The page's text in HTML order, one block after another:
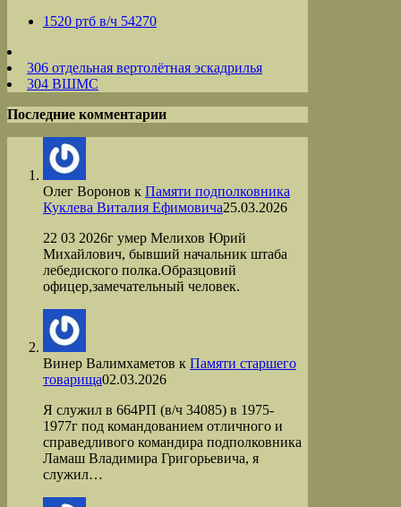
1520 ртб в/ч 54270
306 отдельная вертолётная эскадрилья
304 ВШМС
Последние комментарии
Олег Воронов к Памяти подполковника
Куклева Виталия Ефимовича25.03.2026
22 03 2026г умер Мелихов Юрий
Михайлович, бывший начальник штаба
лебедиского полка.Образцовий
офицер,замечательный человек.
Винер Валимхаметов к Памяти старшего
товарища02.03.2026
Я служил в 664РП (в/ч 34085) в 1975-
1977г под командованием отличного и
справедливого командира подполковника
Ламаш Владимира Григорьевича, я
служил…